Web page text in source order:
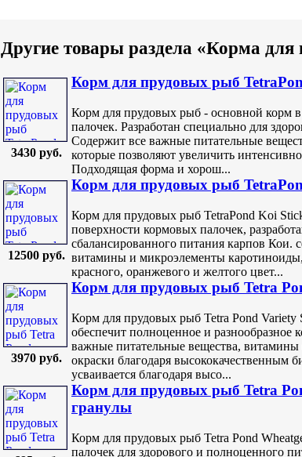
Другие товары раздела «Корма
3430 руб.
Корм для прудовых рыб
Корм для прудовых рыб - основной корм
палочек. Разработан специально для
Содержит все важные питательные
которые позволяют увеличить
Подходящая форма и хорош...
12500 руб.
Корм для прудовых рыб
Корм для прудовых рыб TetraPond Koi
поверхности кормовых палочек,
сбалансированного питания карпов Кои.
витамины и микроэлементы
красного, оранжевого и желтого цвет...
3970 руб.
Корм для прудовых рыб Tetra
Корм для прудовых рыб Tetra Pond Variety
обеспечит полноценное и
важные питательные вещества,
окраски благодаря высококачественным
усваивается благодаря высо...
Корм для прудовых рыб Tetra
гранулы
Корм для прудовых рыб Tetra Pond
палочек для здорового и полноценного